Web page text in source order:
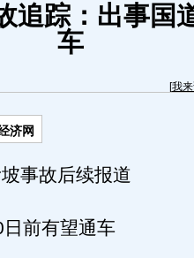
追踪：出事国
车
[我
济网
事故后续报道
前有望通车